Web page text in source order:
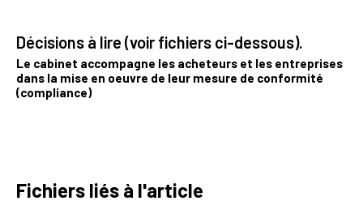
Décisions à lire (voir fichiers ci-dessous).
Le cabinet accompagne les acheteurs et les entreprises
dans la mise en oeuvre de leur mesure de conformité
(compliance)
Fichiers liés à l'article